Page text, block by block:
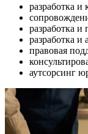
разработка
разработка и
разработка
правовая
аутсорсинг